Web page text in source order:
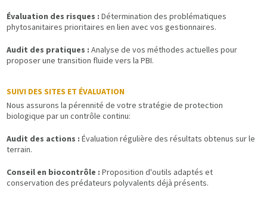
Évaluation des risques : Détermination des problématiques
phytosanitaires prioritaires en lien avec vos gestionnaires.
Audit des pratiques : Analyse de vos méthodes actuelles pour
proposer une transition fluide vers la PBI.
SUIVI DES SITES ET ÉVALUATION
Nous assurons la pérennité de votre stratégie de protection
biologique par un contrôle continu:
Audit des actions : Évaluation régulière des résultats obtenus sur le
terrain.
Conseil en biocontrôle : Proposition d'outils adaptés et
conservation des prédateurs polyvalents déjà présents.